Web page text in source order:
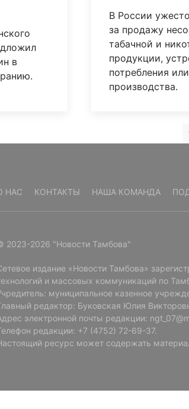
в
В России
за продажу
табачной и
продукции,
потребления
производства.
НАС КОНТАКТЫ НАША КОМАНДА
2023-2026 "Новости Тамбова"
издание «Новости Тамбова»
и массовых коммуникаций по
муниципальное казенное
редактор: Буковская Юлия
электронной почты редакции:
редакции: +7 (4752) 72-69-37.
ресурс может содержать